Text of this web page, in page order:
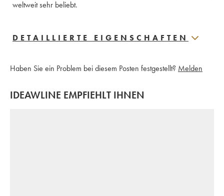
DETAILLIERTE EIGENSCHAFTEN
Haben Sie ein Problem bei diesem Posten festgestellt? Melden
IDEAWLINE EMPFIEHLT IHNEN